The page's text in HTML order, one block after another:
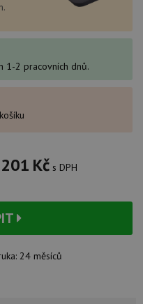
1-2 pracovních dnů.
Kč s DPH
24 měsíců